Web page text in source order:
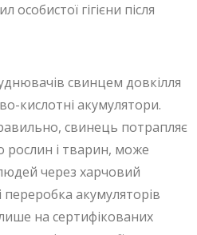
гігієни після
свинцем довкілля
кислотні акумулятори.
свинець потрапляє
рослин і тварин, може
через харчовий
акумуляторів
на сертифікованих